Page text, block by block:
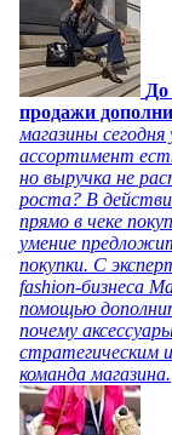
До
продажи
магазины
ассортимент
но выручка не
роста? В
прямо в чеке
умение
покупки. С
fashion-бизнеса
помощью
почему
стратегическим
команда магазина.